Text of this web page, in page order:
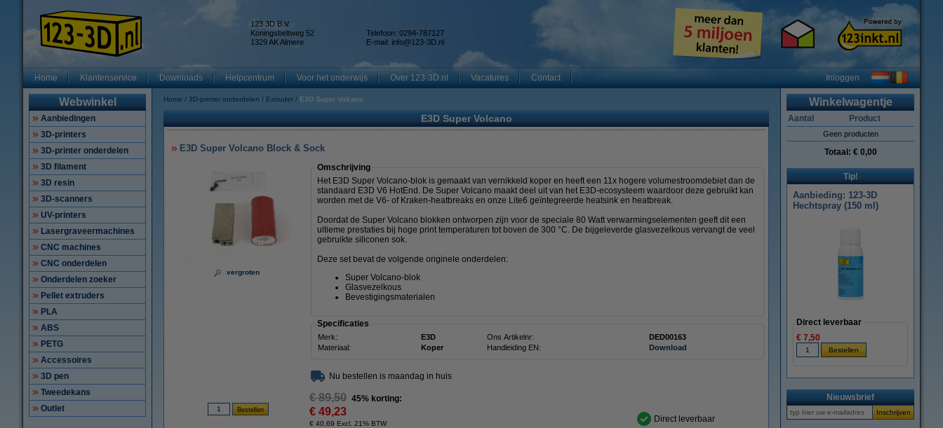
123 3D B.V.
Koningsbeltweg 52
1329 AK Almere
Telefoon: 0294-787127
E-mail: info@123-3D.nl
Home Klantenservice Downloads Helpcentrum Voor het onderwijs Over 123-3D.nl Vacatures Contact Inloggen
Webwinkel
Aanbiedingen
3D-printers
3D-printer onderdelen
3D filament
3D resin
3D-scanners
UV-printers
Lasergraveermachines
CNC machines
CNC onderdelen
Onderdelen zoeker
Pellet extruders
PLA
ABS
PETG
Accessoires
3D pen
Tweedekans
Outlet
Home 3D-printer onderdelen Extruder E3D Super Volcano
E3D Super Volcano
E3D Super Volcano Block & Sock
vergroten
Omschrijving
Het E3D Super Volcano-blok is gemaakt van vernikkeld koper en heeft een 11x hogere volumestroomdebiet dan de
standaard E3D V6 HotEnd. De Super Volcano maakt deel uit van het E3D-ecosysteem waardoor deze gebruikt kan
worden met de V6- of Kraken-heatbreaks en onze Lite6 geïntegreerde heatsink en heatbreak.
Doordat de Super Volcano blokken ontworpen zijn voor de speciale 80 Watt verwarmingselementen geeft dit een
ultieme prestaties bij hoge print temperaturen tot boven de 300 °C. De bijgeleverde glasvezelkous vervangt de veel
gebruikte siliconen sok.
Deze set bevat de volgende originele onderdelen:
Super Volcano-blok
Glasvezelkous
Bevestigingsmaterialen
Specificaties
Merk: E3D Ons Artikelnr:
DED00163
Materiaal:
Koper Handleiding EN: Download
Nu bestellen is maandag in huis
€ 89,50 45% korting:
€ 49,23
€ 40,69 Excl. 21% BTW Direct leverbaar
Winkelwagentje
Aantal Product
Geen producten
Totaal: € 0,00
Tip!
Aanbieding: 123-3D
Hechtspray (150 ml)
Direct leverbaar
€ 7,50
Nieuwsbrief